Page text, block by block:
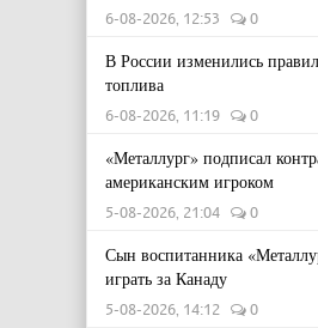
6-08-2026, 12:53 0
В России изменились
топлива
6-08-2026, 11:19 0
«Металлург» подписал
американским игроком
5-08-2026, 21:04 0
Сын воспитанника
играть за Канаду
5-08-2026, 14:12 0